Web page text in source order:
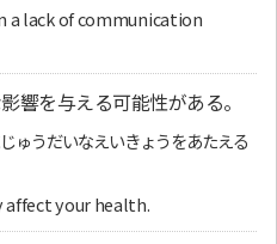
a lack of communication
響を与える可能性がある。
ゅうだいなえいきょうをあたえる
affect your health.